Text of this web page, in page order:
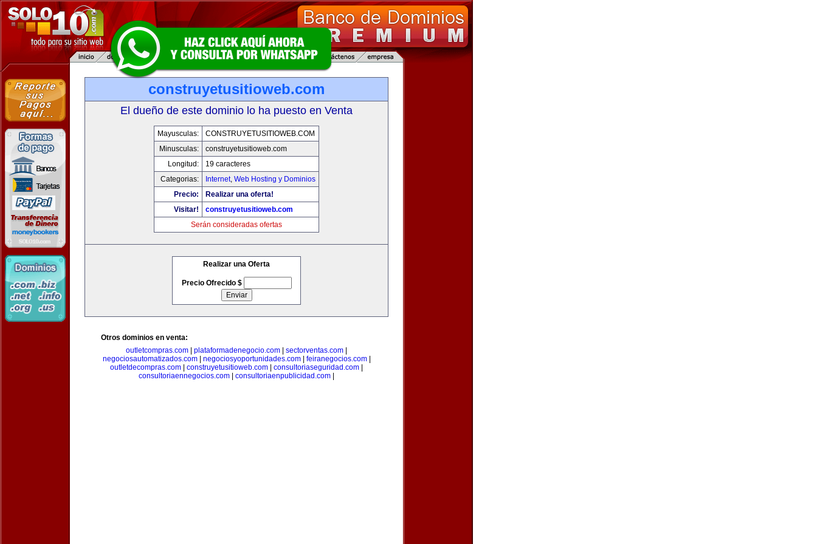
construyetusitioweb.com
El dueño de este dominio lo ha puesto en Venta
Mayusculas:
CONSTRUYETUSITIOWEB.COM
Minusculas:
construyetusitioweb.com
Longitud:
19 caracteres
Categorias:
Internet, Web Hosting y Dominios
Precio:
Realizar una oferta!
Visitar!
construyetusitioweb.com
Serán consideradas ofertas
Realizar una Oferta
Precio Ofrecido $
Otros dominios en venta:
outletcompras.com
plataformadenegocio.com sectorventas.com
negociosautomatizados.com| negociosyoportunidades.com| feiranegocios.com|
outletdecompras.com
construyetusitioweb.com consultoriaseguridad.com
consultoriaennegocios.com
consultoriaenpublicidad.com